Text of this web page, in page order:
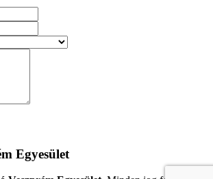
gyerekek bizonyítsanak!
5. Forduló | 2026-05-16
Ki Darts Verseny | 2026-05-09
Egyesület